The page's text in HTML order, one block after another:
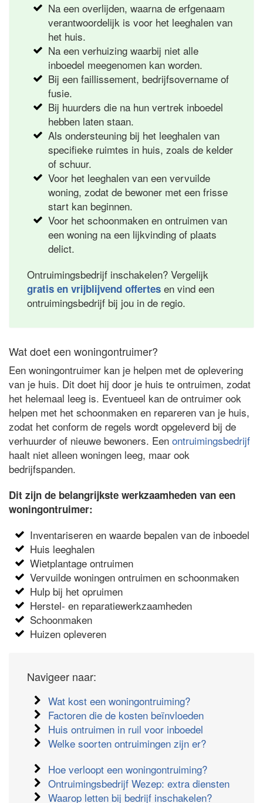
Na een overlijden, waarna de erfgenaam
verantwoordelijk is voor het leeghalen van
het huis.
Na een verhuizing waarbij niet alle
inboedel meegenomen kan worden.
Bij een faillissement, bedrijfsovername of
fusie.
Bij huurders die na hun vertrek inboedel
hebben laten staan.
Als ondersteuning bij het leeghalen van
specifieke ruimtes in huis, zoals de kelder
of schuur.
Voor het leeghalen van een vervuilde
woning, zodat de bewoner met een frisse
start kan beginnen.
Voor het schoonmaken en ontruimen van
een woning na een lijkvinding of plaats
delict.
Ontruimingsbedrijf inschakelen? Vergelijk
gratis en vrijblijvend offertes en vind een
ontruimingsbedrijf bij jou in de regio.
Wat doet een woningontruimer?
Een woningontruimer kan je helpen met de oplevering
van je huis. Dit doet hij door je huis te ontruimen, zodat
het helemaal leeg is. Eventueel kan de ontruimer ook
helpen met het schoonmaken en repareren van je huis,
zodat het conform de regels wordt opgeleverd bij de
verhuurder of nieuwe bewoners. Een ontruimingsbedrijf
haalt niet alleen woningen leeg, maar ook
bedrijfspanden.
Dit zijn de belangrijkste werkzaamheden van een
woningontruimer:
Inventariseren en waarde bepalen van de inboedel
Huis leeghalen
Wietplantage ontruimen
Vervuilde woningen ontruimen en schoonmaken
Hulp bij het opruimen
Herstel- en reparatiewerkzaamheden
Schoonmaken
Huizen opleveren
Navigeer naar:
Wat kost een woningontruiming?
Factoren die de kosten beïnvloeden
Huis ontruimen in ruil voor inboedel
Welke soorten ontruimingen zijn er?
Hoe verloopt een woningontruiming?
Ontruimingsbedrijf Wezep: extra diensten
Waarop letten bij bedrijf inschakelen?